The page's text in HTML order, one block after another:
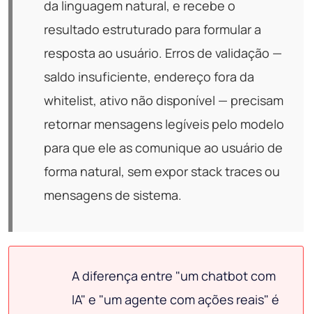
da linguagem natural, e recebe o
resultado estruturado para formular a
resposta ao usuário. Erros de validação —
saldo insuficiente, endereço fora da
whitelist, ativo não disponível — precisam
retornar mensagens legíveis pelo modelo
para que ele as comunique ao usuário de
forma natural, sem expor stack traces ou
mensagens de sistema.
A diferença entre "um chatbot com
IA" e "um agente com ações reais" é